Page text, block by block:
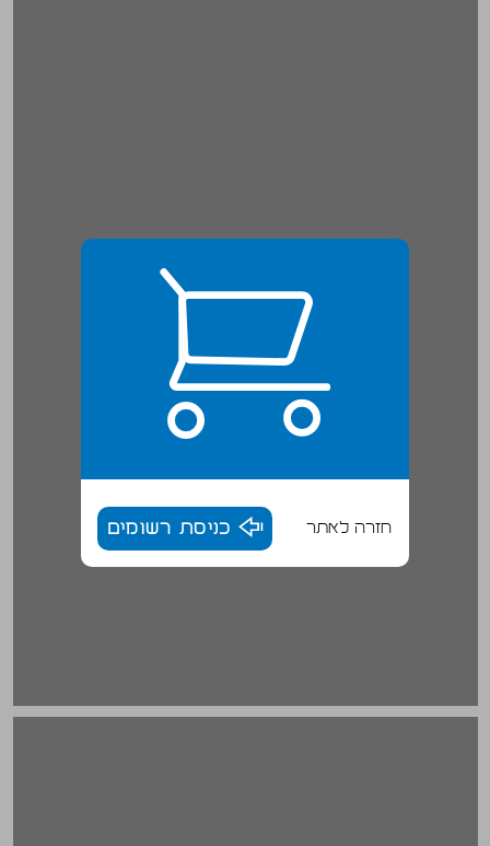
חזרה לאתר כניסת רשומים